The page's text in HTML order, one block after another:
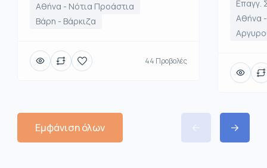
Αθήνα - Νότια Προάστια
Βάρη - Βάρκιζα
44 Προβολές
Επαγγ.
Αθήνα
Εμφάνιση όλων